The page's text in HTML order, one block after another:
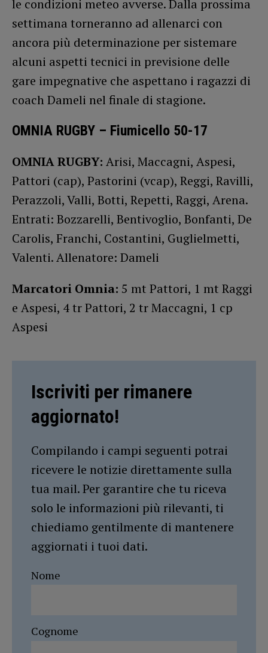
le condizioni meteo avverse. Dalla prossima
settimana torneranno ad allenarci con
ancora più determinazione per sistemare
alcuni aspetti tecnici in previsione delle
gare impegnative che aspettano i ragazzi di
coach Dameli nel finale di stagione.
OMNIA RUGBY – Fiumicello 50-17
OMNIA RUGBY: Arisi, Maccagni, Aspesi,
Pattori (cap), Pastorini (vcap), Reggi, Ravilli,
Perazzoli, Valli, Botti, Repetti, Raggi, Arena.
Entrati: Bozzarelli, Bentivoglio, Bonfanti, De
Carolis, Franchi, Costantini, Guglielmetti,
Valenti. Allenatore: Dameli
Marcatori Omnia: 5 mt Pattori, 1 mt Raggi
e Aspesi, 4 tr Pattori, 2 tr Maccagni, 1 cp
Aspesi
Iscriviti per rimanere
aggiornato!
Compilando i campi seguenti potrai
ricevere le notizie direttamente sulla
tua mail. Per garantire che tu riceva
solo le informazioni più rilevanti, ti
chiediamo gentilmente di mantenere
aggiornati i tuoi dati.
Nome
Cognome